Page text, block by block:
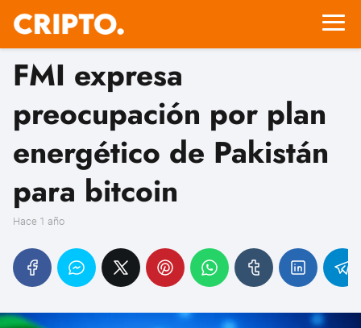
FMI expresa
preocupación por plan
energético de Pakistán
para bitcoin
hace 1 año